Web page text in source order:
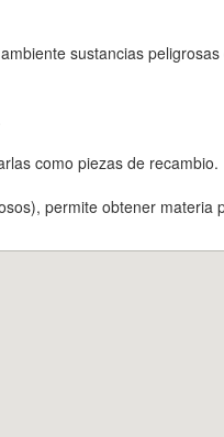
sustancias
como piezas de recambio.
permite obtener materia